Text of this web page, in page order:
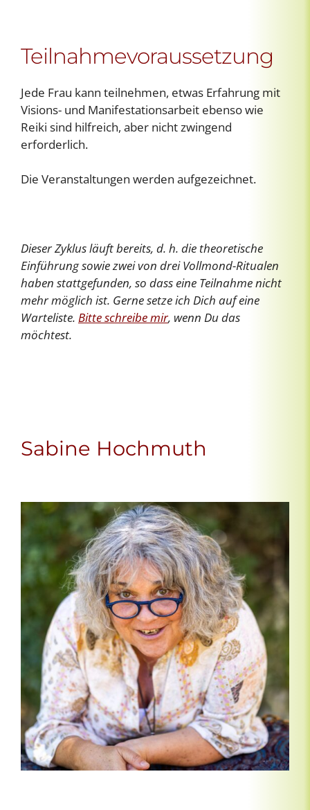
Teilnahmevoraussetzung
Jede Frau kann teilnehmen, etwas Erfahrung mit
Visions- und Manifestationsarbeit ebenso wie
Reiki sind hilfreich, aber nicht zwingend
erforderlich.
Die Veranstaltungen werden aufgezeichnet.
Dieser Zyklus läuft bereits, d. h. die theoretische
Einführung sowie zwei von drei Vollmond-Ritualen
haben stattgefunden, so dass eine Teilnahme nicht
mehr möglich ist. Gerne setze ich Dich auf eine
Warteliste. Bitte schreibe mir, wenn Du das
möchtest.
Sabine Hochmuth